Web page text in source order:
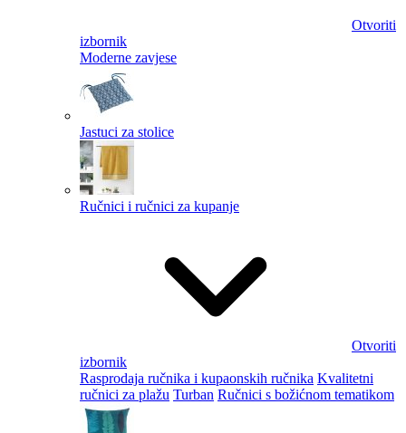
Otvoriti
izbornik
Moderne zavjese
Jastuci za stolice
Ručnici i ručnici za kupanje
Otvoriti
izbornik
Rasprodaja ručnika i kupaonskih ručnika Kvalitetni
ručnici za plažu Turban Ručnici s božićnom tematikom